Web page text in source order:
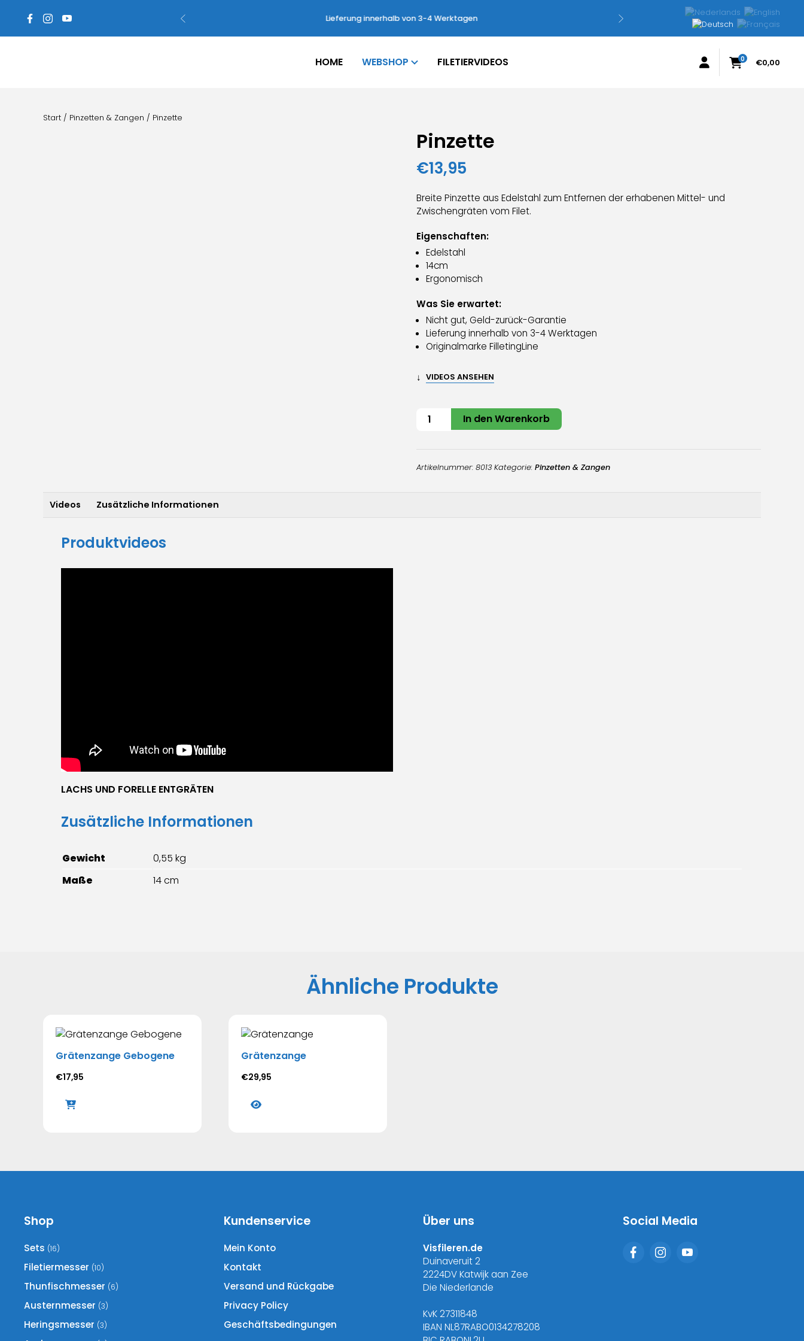
Lieferung innerhalb von 3-4 Werktagen
HOME WEBSHOP FILETIERVIDEOS 0 €0,00
Start / Pinzetten & Zangen / Pinzette
Pinzette
€13,95
Breite Pinzette aus Edelstahl zum Entfernen der erhabenen Mittel- und
Zwischengräten vom Filet.
Eigenschaften:
Edelstahl
14cm
Ergonomisch
Was Sie erwartet:
Nicht gut, Geld-zurück-Garantie
Lieferung innerhalb von 3-4 Werktagen
Originalmarke FilletingLine
↓ VIDEOS ANSEHEN
Pinzette
In den Warenkorb
Artikelnummer: 8013 Kategorie: Pinzetten & Zangen
Videos Zusätzliche Informationen
Produktvideos
LACHS UND FORELLE ENTGRÄTEN
Zusätzliche Informationen
Gewicht
0,55 kg
Maße
14 cm
Ähnliche Produkte
Grätenzange Gebogene
€17,95
Grätenzange
€29,95
auf
Produktseite
werden
Shop
Sets (16)
Filetiermesser (10)
Thunfischmesser (6)
Austernmesser (3)
Heringsmesser (3)
Kundenservice
Mein Konto
Kontakt
Versand und Rückgabe
Privacy Policy
Geschäftsbedingungen
Über uns
Visfileren.de
Duinaveruit 2
2224DV Katwijk aan Zee
Die Niederlande
KvK 27311848
IBAN NL87RABO0134278208
Social Media